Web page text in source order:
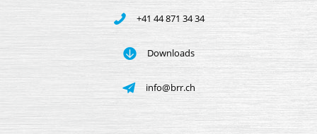
+41 44 871 34 34
Downloads
info@brr.ch